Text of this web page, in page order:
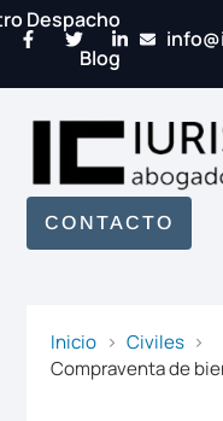
Despacho
Blog
CONTACTO
Inicio
Civiles
Compraventa de